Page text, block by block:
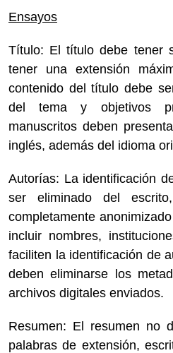
Ensayos
Título: El título debe tener
tener una extensión
contenido del título debe
del tema y objetivos
manuscritos deben
inglés, además del idioma
Autorías: La identificación
ser eliminado del
completamente
incluir nombres,
faciliten la identificación de
deben eliminarse los
archivos digitales enviados.
Resumen: El resumen no
palabras de extensión,